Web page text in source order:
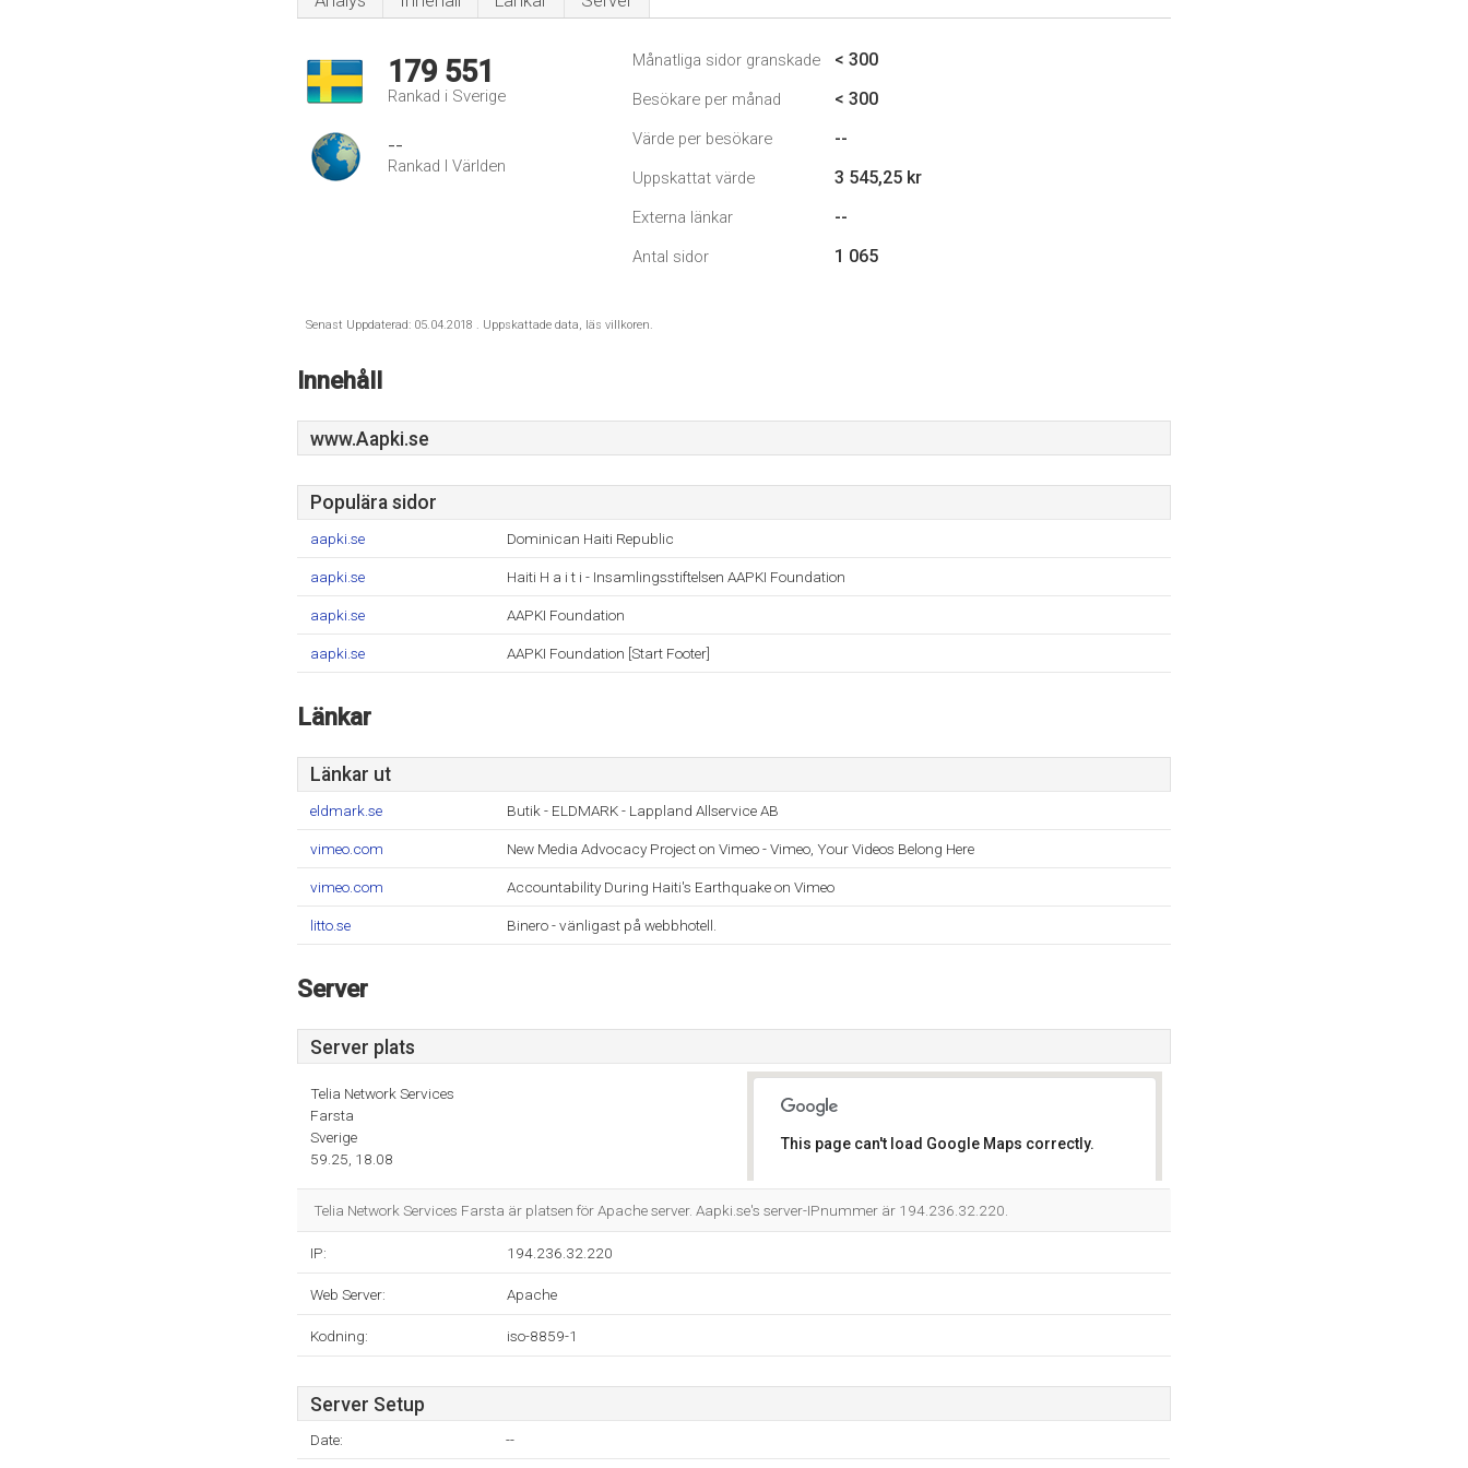
179 551
Rankad i Sverige
--
Rankad I Världen
Månatliga sidor granskade < 300
Besökare per månad < 300
Värde per besökare --
Uppskattat värde 3 545,25 kr
Externa länkar --
Antal sidor 1 065
Senast Uppdaterad: 05.04.2018 . Uppskattade data, läs villkoren.
Innehåll
www.Aapki.se
Populära sidor
aapki.se Dominican Haiti Republic
aapki.se Haiti H a i t i - Insamlingsstiftelsen AAPKI Foundation
aapki.se AAPKI Foundation
aapki.se AAPKI Foundation [Start Footer]
Länkar
Länkar ut
eldmark.se Butik - ELDMARK - Lappland Allservice AB
vimeo.com New Media Advocacy Project on Vimeo - Vimeo, Your Videos Belong Here
vimeo.com Accountability During Haiti's Earthquake on Vimeo
litto.se Binero - vänligast på webbhotell.
Server
Server plats
Telia Network Services
Farsta
Sverige
59.25, 18.08
This page can't load Google Maps correctly.
Telia Network Services Farsta är platsen för Apache server. Aapki.se's server-IPnummer är 194.236.32.220.
IP: 194.236.32.220
Web Server: Apache
Kodning: iso-8859-1
Server Setup
Date: --